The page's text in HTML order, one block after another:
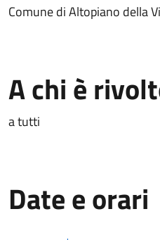
Comune di Altopiano della
A chi è
a tutti
Date e orari